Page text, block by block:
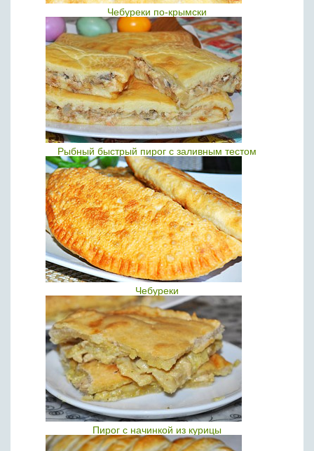
Чебуреки по-крымски
Рыбный быстрый пирог с заливным тестом
Чебуреки
Пирог с начинкой из курицы